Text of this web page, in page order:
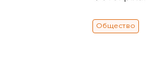
Общество